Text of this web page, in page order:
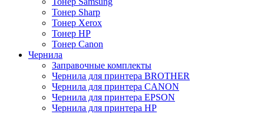
Тонер Sharp
Тонер Xerox
Тонер НР
Тонер Саnon
Чернила
Заправочные комплекты
Чернила для принтера BROTHER
Чернила для принтера CANON
Чернила для принтера EPSON
Чернила для принтера HP